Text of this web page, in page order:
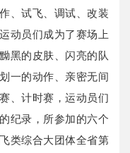
、试飞、调试、改装
动员们成为了赛场上
黑的皮肤、闪亮的队
一的动作、亲密无间
、计时赛，运动员们
纪录，所参加的六个
类综合大团体全省第